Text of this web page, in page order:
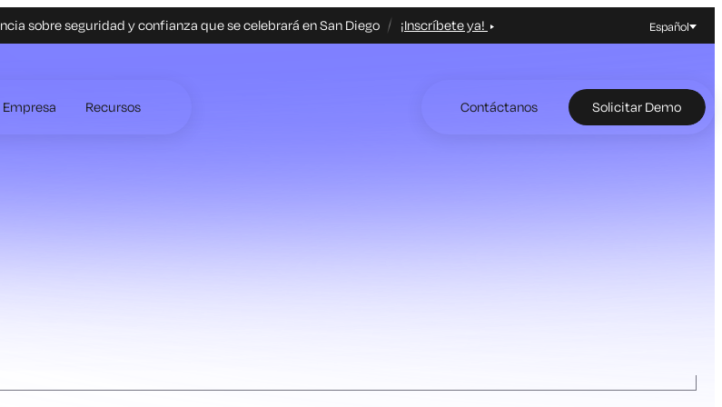
sobre seguridad y confianza que se celebrará en San Diego ¡Inscríbete ya! Español
Empresa Recursos Contáctanos Solicitar Demo